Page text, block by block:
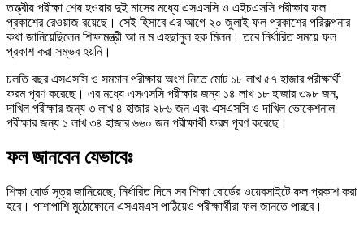
তত্ত্বীয় পরীক্ষা শেষ হওয়ার দুই মাসের মধ্যে এসএসসি ও এইচএসসি পরীক্ষার ফল
প্রকাশের রেওয়াজ রয়েছে। সেই হিসাবে এর আগে ২০ জুলাই ফল প্রকাশের পরিকল্পনার
কথা জানিয়েছিলেন শিক্ষামন্ত্রী আ ন ম এহছানুল হক মিলন। তবে নির্ধারিত সময়ে ফল
প্রকাশ করা সম্ভব হয়নি।
চলতি বছর এসএসসি ও সমমান পরীক্ষায় অংশ নিতে মোট ১৮ লাখ ৫৭ হাজার পরীক্ষার্থী
ফরম পূরণ করেছে। এর মধ্যে এসএসসি পরীক্ষার জন্য ১৪ লাখ ১৮ হাজার ৩৯৮ জন,
দাখিল পরীক্ষার জন্য ৩ লাখ ৪ হাজার ২৮৬ জন এবং এসএসসি ও দাখিল ভোকেশনাল
পরীক্ষার জন্য ১ লাখ ৩৪ হাজার ৬৬০ জন পরীক্ষার্থী ফরম পূরণ করেছে।
ফল জানবেন যেভাবেঃ
শিক্ষা বোর্ড সূত্র জানিয়েছে, নির্ধারিত দিনে সব শিক্ষা বোর্ডের ওয়েবসাইটে ফল প্রকাশ করা
হবে। পাশাপাশি মুঠোফোনে এসএমএস পাঠিয়েও পরীক্ষার্থীরা ফল জানতে পারবে।